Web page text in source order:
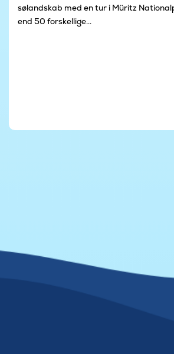
sølandskab med en tur i Müritz
end 50 forskellige...